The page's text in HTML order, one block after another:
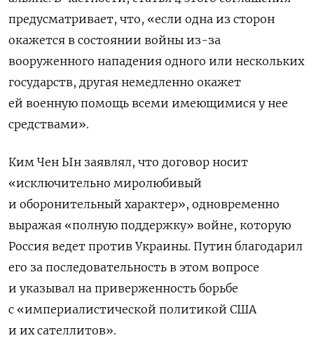
предусматривает, что, «если одна из сторон
окажется в состоянии войны из-за
вооруженного нападения одного или нескольких
государств, другая немедленно окажет
ей военную помощь всеми имеющимися у нее
средствами».
Ким Чен Ын заявлял, что договор носит
«исключительно миролюбивый
и оборонительный характер», одновременно
выражая «полную поддержку» войне, которую
Россия ведет против Украины. Путин благодарил
его за последовательность в этом вопросе
и указывал на приверженность борьбе
с «империалистической политикой США
и их сателлитов».